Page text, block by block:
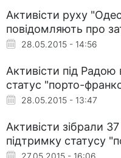
Активісти руху
повідомляють про
28.05.2015 - 14:56
Активісти під
статус "порто-
28.05.2015 - 13:47
Активісти зібрали
підтримку статусу
27.05.2015 - 16:06